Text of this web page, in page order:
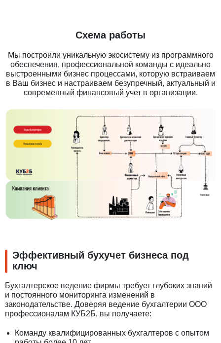
Схема работы
Мы построили уникальную экосистему из программного
обеспечения, профессиональной команды с идеально
выстроенными бизнес процессами, которую встраиваем
в Ваш бизнес и настраиваем безупречный, актуальный и
современный финансовый учет в организации.
Эффективный бухучет бизнеса под
ключ
Бухгалтерское ведение фирмы требует глубоких знаний
и постоянного мониторинга изменений в
законодательстве. Доверяя ведение бухгалтерии ООО
профессионалам КУБ2Б, вы получаете:
Команду квалифицированных бухгалтеров с опытом